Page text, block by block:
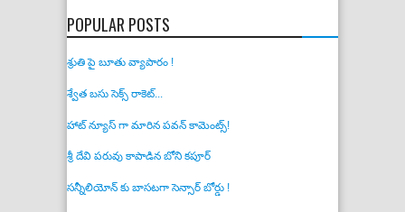
POPULAR POSTS
శ్రుతి పై బూతు వ్యాపారం !
శ్వేత బసు సెక్స్ రాకెట్...
హాట్ న్యూస్ గా మారిన పవన్ కామెంట్స్!
శ్రీ దేవి పరువు కాపాడిన బోని కపూర్
సన్నీలియోన్ కు బాసటగా సెన్సార్ బోర్డు !